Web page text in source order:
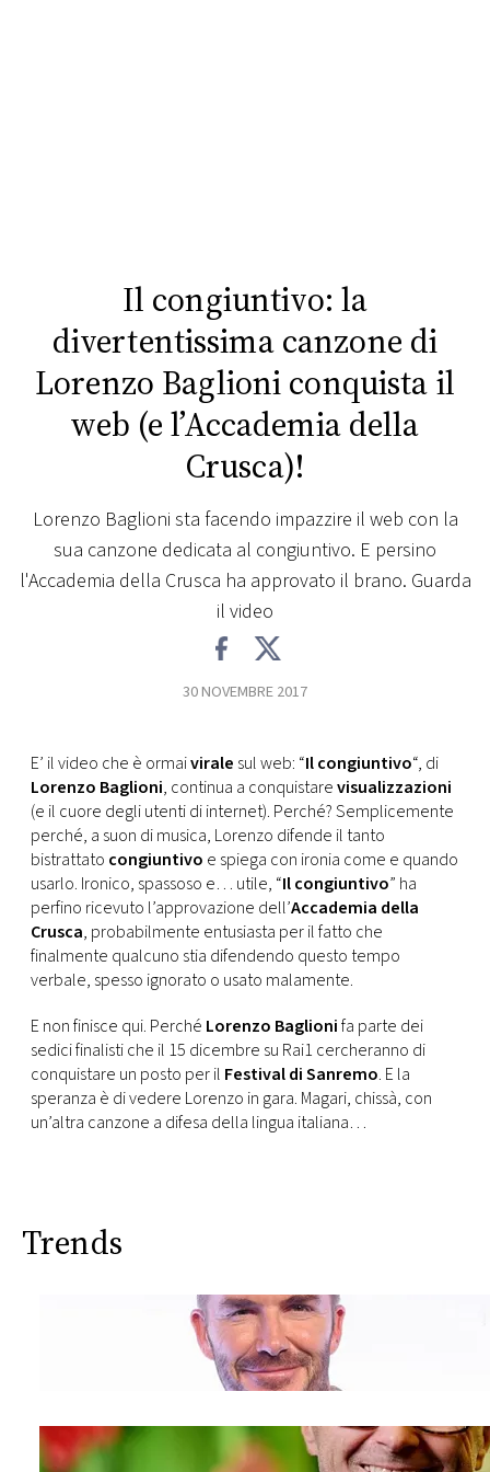
PRINCIPATO
DI
MONACO
Il congiuntivo: la
divertentissima canzone di
Lorenzo Baglioni conquista il
web (e l’Accademia della
Crusca)!
Lorenzo Baglioni sta facendo impazzire il web con la
sua canzone dedicata al congiuntivo. E persino
l'Accademia della Crusca ha approvato il brano. Guarda
il video
30 NOVEMBRE 2017
E’ il video che è ormaivirale sul web: “Il congiuntivo“, di
Lorenzo Baglioni, continua a conquistarevisualizzazioni
(e il cuore degli utenti di internet). Perché? Semplicemente
perché, a suon di musica, Lorenzo difende il tanto
bistrattato congiuntivo e spiega con ironia come e quando
usarlo. Ironico, spassoso e… utile, “Il congiuntivo” ha
perfino ricevuto l’approvazione dell’Accademia della
Crusca, probabilmente entusiasta per il fatto che
finalmente qualcuno stia difendendo questo tempo
verbale, spesso ignorato o usato malamente.
E non finisce qui. Perché Lorenzo Baglionifa parte dei
sedici finalisti che il 15 dicembre su Rai1 cercheranno di
conquistare un posto per il Festival di Sanremo. E la
speranza è di vedere Lorenzo in gara. Magari, chissà, con
un’altra canzone a difesa della lingua italiana…
Trends